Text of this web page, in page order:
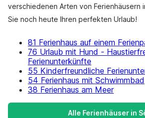
verschiedenen Arten von Ferienhäusern
Sie noch heute Ihren perfekten Urlaub!
81 Ferienhaus auf einem
76 Urlaub mit Hund -
Ferienunterkünfte
55 Kinderfreundliche
54 Ferienhaus mit Schwimmbad
38 Ferienhaus am Meer
Alle Ferienhäuser in